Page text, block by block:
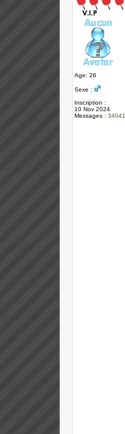
Age: 26
Sexe :
Inscription :
10 Nov 2024
Messages :